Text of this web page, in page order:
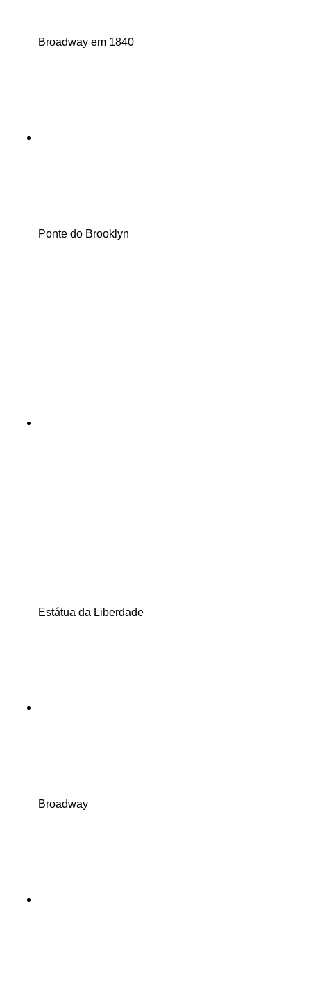
Broadway em 1840
Ponte do Brooklyn
Estátua da Liberdade
Broadway